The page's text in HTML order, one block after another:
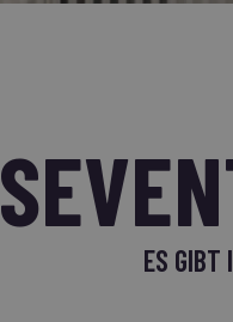
ES GIBT